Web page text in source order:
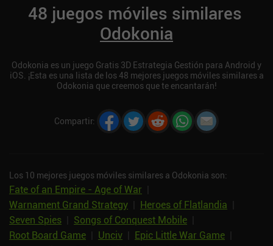
48 juegos móviles similares
Odokonia
Odokonia es un juego Gratis 3D Estrategia Gestión para Android y
iOS. ¡Esta es una lista de los 48 mejores juegos móviles similares a
Odokonia que creemos que te encantarán!
Compartir:
Los 10 mejores juegos móviles similares a Odokonia son:
Fate of an Empire - Age of War
Warnament Grand Strategy
Heroes of Flatlandia
Seven Spies
Songs of Conquest Mobile
Root Board Game
Unciv Epic Little War Game